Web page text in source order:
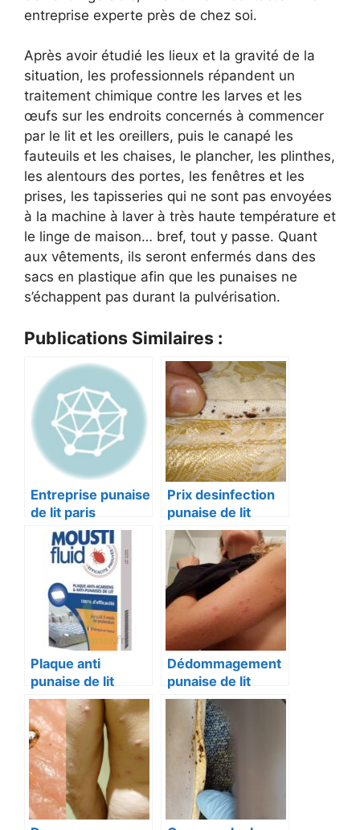
entreprise experte près de chez soi.
Après avoir étudié les lieux et la gravité de la
situation, les professionnels répandent un
traitement chimique contre les larves et les
œufs sur les endroits concernés à commencer
par le lit et les oreillers, puis le canapé les
fauteuils et les chaises, le plancher, les plinthes,
les alentours des portes, les fenêtres et les
prises, les tapisseries qui ne sont pas envoyées
à la machine à laver à très haute température et
le linge de maison… bref, tout y passe. Quant
aux vêtements, ils seront enfermés dans des
sacs en plastique afin que les punaises ne
s’échappent pas durant la pulvérisation.
Publications Similaires :
Entreprise punaise
de lit paris
Prix desinfection
punaise de lit
Plaque anti
punaise de lit
Dédommagement
punaise de lit